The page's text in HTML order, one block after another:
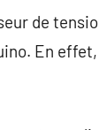
de
En